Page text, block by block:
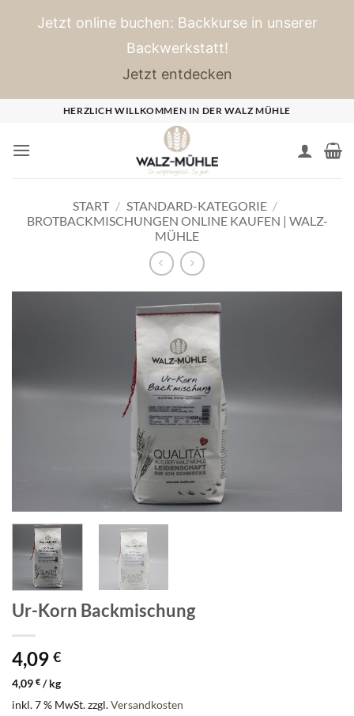
Jetzt online buchen: Backkurse in unserer
Backwerkstatt!
Jetzt entdecken
springen
HERZLICH WILLKOMMEN IN DER WALZ MÜHLE
START / STANDARD-KATEGORIE /
BROTBACKMISCHUNGEN ONLINE KAUFEN | WALZ-
MÜHLE
Ur-Korn Backmischung
4,09 €
4,09 € /kg
inkl. 7 % MwSt.zzgl.Versandkosten